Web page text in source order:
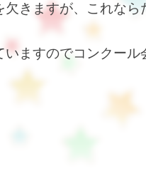
きますが、これなら
ますのでコンクー